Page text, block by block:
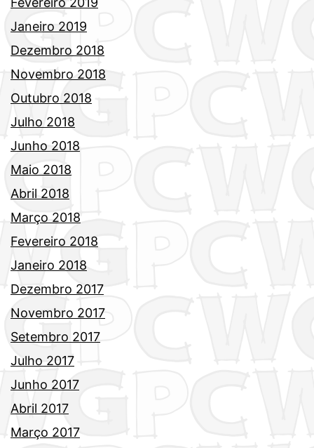
Janeiro 2019
Dezembro 2018
Novembro 2018
Outubro 2018
Julho 2018
Junho 2018
Maio 2018
Abril 2018
Março 2018
Fevereiro 2018
Janeiro 2018
Dezembro 2017
Novembro 2017
Setembro 2017
Julho 2017
Junho 2017
Abril 2017
Março 2017